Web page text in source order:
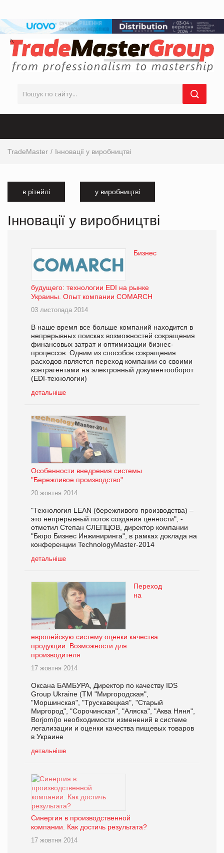
TradeMaster Інновації у виробництві
в рітейлі у виробництві
Інновації у виробництві
Бизнес
будущего: технологии EDI на рынке
Украины. Опыт компании COMARCH
03 листопада 2014
В наше время все больше компаний находится в
непрерывных поисках возможностей сокращения
финансовых затрат и оптимизации бизнес-
процессов. Одним из способов сокращения
расходов является переход компании со своими
контрагентами на электронный документооборот
(EDI-технологии)
детальніше
Особенности внедрения системы
"Бережливое производство"
20 жовтня 2014
"Технология LEAN (бережливого производства) –
это непрерывный поток создания ценности", -
отметил Степан СЛЕПЦОВ, директор компании
"Бюро Бизнес Инжиниринга", в рамках доклада на
конференции TechnologyMaster-2014
детальніше
Переход
на
европейскую систему оценки качества
продукции. Возможности для
производителя
17 жовтня 2014
Оксана БАМБУРА, Директор по качеству IDS
Group Ukraine (ТМ "Миргородская",
"Моршинская", "Трускавецкая", "Старый
Миргород", "Сорочинская", "Аляска", "Аква Няня",
Borjomi)о необходимости изменений в системе
легализации и оценки качества пищевых товаров
в Украине
детальніше
Синергия в производственной
компании. Как достичь результата?
17 жовтня 2014